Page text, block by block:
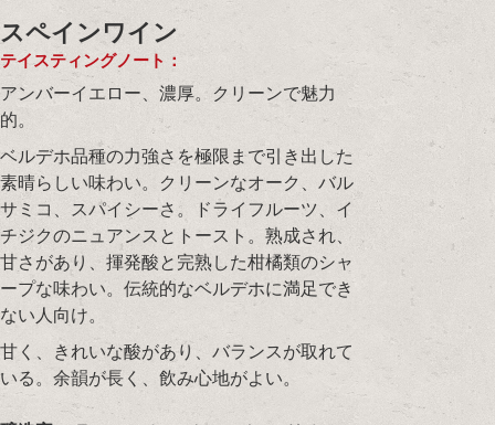
スペインワイン
テイスティングノート：
アンバーイエロー、濃厚。クリーンで魅力
的。
ベルデホ品種の力強さを極限まで引き出した
素晴らしい味わい。クリーンなオーク、バル
サミコ、スパイシーさ。ドライフルーツ、イ
チジクのニュアンスとトースト。熟成され、
甘さがあり、揮発酸と完熟した柑橘類のシャ
ープな味わい。伝統的なベルデホに満足でき
ない人向け。
甘く、きれいな酸があり、バランスが取れて
いる。余韻が長く、飲み心地がよい。